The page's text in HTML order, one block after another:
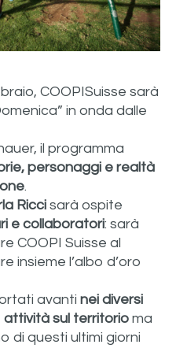
COOPISuisse sarà
in onda dalle
il programma
personaggi e realtà
.
Ricci sarà ospite
e collaboratori: sarà
COOPI Suisse al
insieme l’albo d’oro
avanti nei diversi
attività sul territorio ma
di questi ultimi giorni